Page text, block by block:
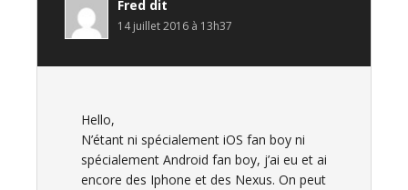
Fred dit
14 juillet 2016 à 13h37
Hello,
N’étant ni spécialement iOS fan boy ni
spécialement Android fan boy, j’ai eu et ai
encore des Iphone et des Nexus. On peut